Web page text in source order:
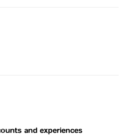
and experiences